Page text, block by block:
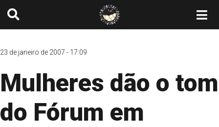
23 de janeiro de 2007 - 17:09
Mulheres dão o tom
do Fórum em